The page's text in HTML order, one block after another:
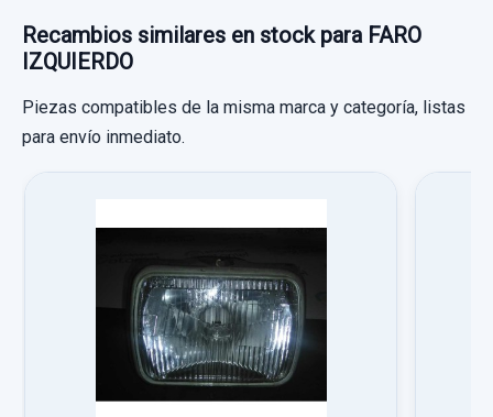
PILOTO TRASERO DERECHO
Garantía 1 año
661989
10,00 €
Sin IVA, gastos de envío no incluidos.
CAJA CAMBIOS usado.
DAIHATSU MOVE L6
Garantía 1 año
Recambios similares en stock para FARO
IZQUIERDO
Piezas compatibles de la misma marca y categoría, listas
para envío inmediato.